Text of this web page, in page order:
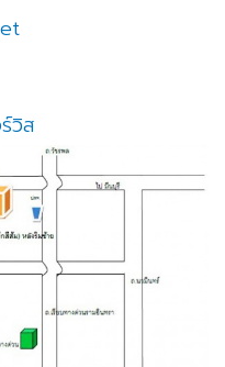
วิส